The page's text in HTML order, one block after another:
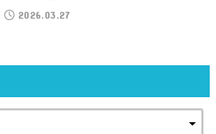
2026.03.27